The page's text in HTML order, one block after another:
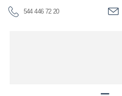
544 446 72 20